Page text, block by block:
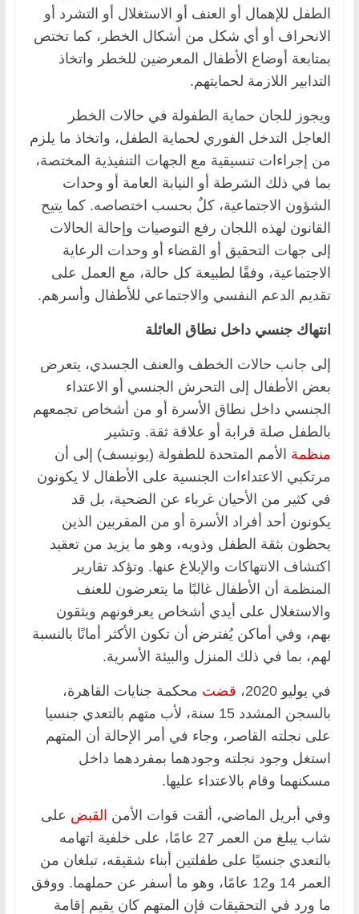
الطفل للإهمال أو العنف أو الاستغلال أو التشرد أو
الانحراف أو أي شكل من أشكال الخطر، كما تختص
بمتابعة أوضاع الأطفال المعرضين للخطر واتخاذ
التدابير اللازمة لحمايتهم.
ويجوز للجان حماية الطفولة في حالات الخطر
العاجل التدخل الفوري لحماية الطفل، واتخاذ ما يلزم
من إجراءات تنسيقية مع الجهات التنفيذية المختصة،
بما في ذلك الشرطة أو النيابة العامة أو وحدات
الشؤون الاجتماعية، كلٌ بحسب اختصاصه. كما يتيح
القانون لهذه اللجان رفع التوصيات وإحالة الحالات
إلى جهات التحقيق أو القضاء أو وحدات الرعاية
الاجتماعية، وفقًا لطبيعة كل حالة، مع العمل على
تقديم الدعم النفسي والاجتماعي للأطفال وأسرهم.
انتهاك جنسي داخل نطاق العائلة
إلى جانب حالات الخطف والعنف الجسدي، يتعرض
بعض الأطفال إلى التحرش الجنسي أو الاعتداء
الجنسي داخل نطاق الأسرة أو من أشخاص تجمعهم
بالطفل صلة قرابة أو علاقة ثقة. وتشير
منظمة الأمم المتحدة للطفولة (يونيسف) إلى أن
مرتكبي الاعتداءات الجنسية على الأطفال لا يكونون
في كثير من الأحيان غرباء عن الضحية، بل قد
يكونون أحد أفراد الأسرة أو من المقربين الذين
يحظون بثقة الطفل وذويه، وهو ما يزيد من تعقيد
اكتشاف الانتهاكات والإبلاغ عنها. وتؤكد تقارير
المنظمة أن الأطفال غالبًا ما يتعرضون للعنف
والاستغلال على أيدي أشخاص يعرفونهم ويثقون
بهم، وفي أماكن يُفترض أن تكون الأكثر أمانًا بالنسبة
لهم، بما في ذلك المنزل والبيئة الأسرية.
في يوليو 2020، قضت محكمة جنايات القاهرة،
بالسجن المشدد 15 سنة، لأب متهم بالتعدي جنسيا
على نجلته القاصر، وجاء في أمر الإحالة أن المتهم
استغل وجود نجلته وجودهما بمفردهما داخل
مسكنهما وقام بالاعتداء عليها.
وفي أبريل الماضي، ألقت قوات الأمن القبض على
شاب يبلغ من العمر 27 عامًا، على خلفية اتهامه
بالتعدي جنسيًا على طفلتين أبناء شقيقه، تبلغان من
العمر 14 و12 عامًا، وهو ما أسفر عن حملهما. ووفق
ما ورد في التحقيقات فإن المتهم كان يقيم إقامة